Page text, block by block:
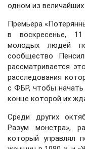
одном из
Премьера
в воскресенье,
молодых людей
сообщество
рассматривается
расследования
с ФБР, чтобы
конце которой их
Среди других
Разум монстра»,
который управлял